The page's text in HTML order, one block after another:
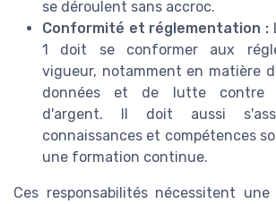
se déroulent sans accroc.
Conformité et réglementation :
1 doit se conformer aux
vigueur, notamment en matière
données et de lutte contre
d'argent. Il doit aussi
connaissances et compétences
une formation continue.
Ces responsabilités nécessitent